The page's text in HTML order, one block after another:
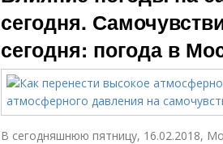
сегодня.
сегодня: погода в
В сегодняшнюю пятницу, 16.02.2018,